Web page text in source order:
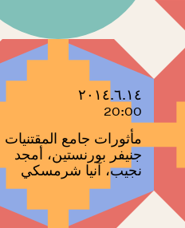
٢٠١٤.٦.١٤
20:00
مأثورات جامع المقتنيات
جنيفر بورنستين، أمجد
نجيب، آنيا شرمسكي